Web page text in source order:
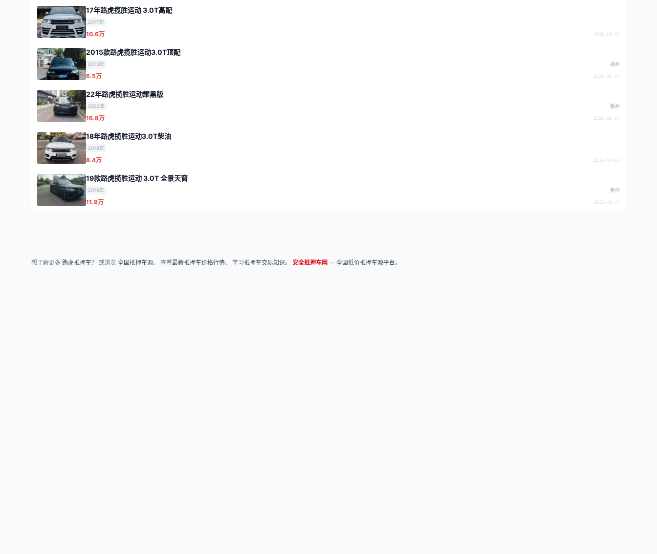
17年路虎揽胜运动 3.0T高配
2017年
10.6万 2026-08-07
2015款路虎揽胜运动3.0T顶配
2015年 湖州
6.5万 2026-08-03
22年路虎揽胜运动耀黑版
2022年 衢州
16.8万 2026-08-03
18年路虎揽胜运动3.0T柴油
2018年
8.4万 2026-08-03
19款路虎揽胜运动 3.0T 全景天窗
2019年 焦作
11.9万 2026-08-01
想了解更多 路虎抵押车？ 或浏览 全国抵押车源、 查看最新抵押车价格行情、 学习抵押车交易知识。 安全抵押车网 — 全国低价抵押车源平台。